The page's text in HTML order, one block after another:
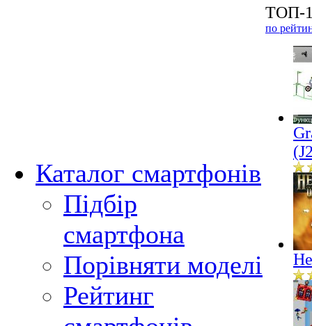
Каталог смартфонів
Підбір
смартфона
Порівняти моделі
Рейтинг
ТОП-
по